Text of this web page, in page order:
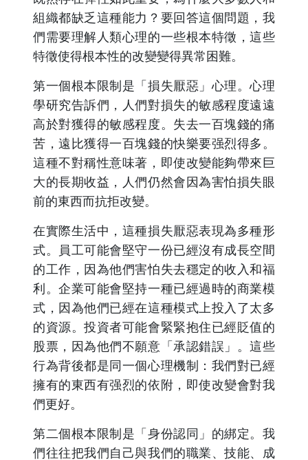
組織都缺乏這種能力？要回答這個問題，我
們需要理解人類心理的一些根本特徵，這些
特徵使得根本性的改變變得異常困難。
第一個根本限制是「損失厭惡」心理。心理
學研究告訴們，人們對損失的敏感程度遠遠
高於對獲得的敏感程度。失去一百塊錢的痛
苦，遠比獲得一百塊錢的快樂要强烈得多。
這種不對稱性意味著，即使改變能夠帶來巨
大的長期收益，人們仍然會因為害怕損失眼
前的東西而抗拒改變。
在實際生活中，這種損失厭惡表現為多種形
式。員工可能會堅守一份已經沒有成長空間
的工作，因為他們害怕失去穩定的收入和福
利。企業可能會堅持一種已經過時的商業模
式，因為他們已經在這種模式上投入了太多
的資源。投資者可能會緊緊抱住已經貶值的
股票，因為他們不願意「承認錯誤」。這些
行為背後都是同一個心理機制：我們對已經
擁有的東西有强烈的依附，即使改變會對我
們更好。
第二個根本限制是「身份認同」的綁定。我
們往往把我們自己與我們的職業、技能、成